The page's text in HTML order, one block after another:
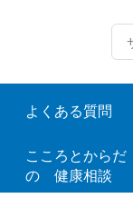
よくある質問
こころとからだ
の 健康相談